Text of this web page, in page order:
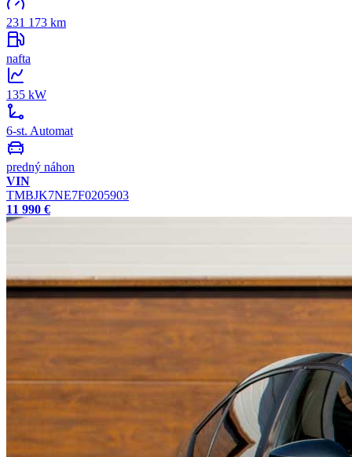
231 173 km
nafta
135 kW
6-st. Automat
predný náhon
VIN
TMBJK7NE7F0205903
11 990 €